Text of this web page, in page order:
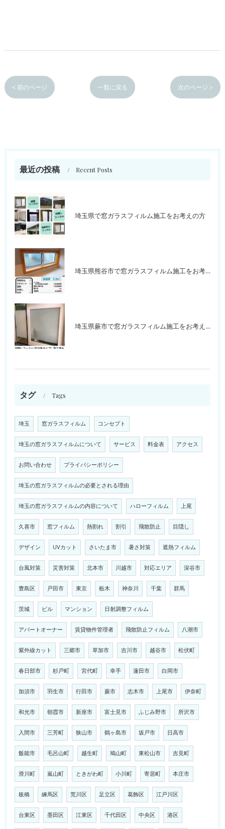
< 前のページ 一覧に戻る 次のページ >
最近の投稿 Recent Posts
埼玉県で窓ガラスフィルム施工をお考えの方
埼玉県熊谷市で窓ガラスフィルム施工をお考えの方
埼玉県蕨市で窓ガラスフィルム施工をお考えの方
タグ Tags
埼玉 窓ガラスフィルム コンセプト
埼玉の窓ガラスフィルムについて サービス 料金表 アクセス
お問い合わせ プライバシーポリシー
埼玉の窓ガラスフィルムの必要とされる理由
埼玉の窓ガラスフィルムの内容について ハローフィルム 上尾
久喜市 窓フィルム 熱割れ 割引 飛散防止 目隠し
デザイン UVカット さいたま市 暑さ対策 遮熱フィルム
台風対策 災害対策 北本市 川越市 対応エリア 深谷市
豊島区 戸田市 東京 栃木 神奈川 千葉 群馬
茨城 ビル マンション 日射調整フィルム
アパートオーナー 賃貸物件管理者 飛散防止フィルム 八潮市
紫外線カット 三郷市 草加市 吉川市 越谷市 松伏町
春日部市 杉戸町 宮代町 幸手 蓮田市 白岡市
加須市 羽生市 行田市 蕨市 志木市 上尾市 伊奈町
和光市 朝霞市 新座市 富士見市 ふじみ野市 所沢市
入間市 三芳町 狭山市 鶴ヶ島市 坂戸市 日高市
飯能市 毛呂山町 越生町 鳩山町 東松山市 吉見町
滑川町 嵐山町 ときがわ町 小川町 寄居町 本庄市
板橋 練馬区 荒川区 足立区 葛飾区 江戸川区
台東区 墨田区 江東区 千代田区 中央区 港区